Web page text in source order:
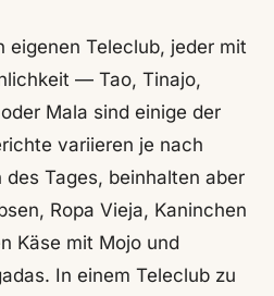
eigenen Teleclub, jeder mit
— Tao, Tinajo,
Mala sind einige der
variieren je nach
des Tages, beinhalten aber
Ropa Vieja, Kaninchen
Käse mit Mojo und
In einem Teleclub zu